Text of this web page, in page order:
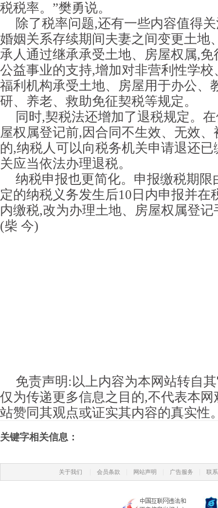
税税率。”樊勇说。
除了税率问题,还有一些内容值得
婚姻关系存续期间夫妻之间变更土地
承人通过继承承受土地、房屋权属,
公益事业的支持,增加对非营利性学
福利机构承受土地、房屋用于办公、
研、养老、救助免征契税等规定。
同时,契税法还增加了退税规定。
屋权属登记前,因合同不生效、无效
的,纳税人可以向税务机关申请退还
关应当依法办理退税。
纳税申报也更简化。申报缴税期限
定的纳税义务发生后10日内申报并在
内缴税,改为办理土地、房屋权属登
(柴 今)
免责声明:以上内容为本网站转自
仅为传递更多信息之目的,不代表本
站赞同其观点或证实其内容的真实性
关键字相关信息：
关于我们 会员条款 网站声明 广告服务 联